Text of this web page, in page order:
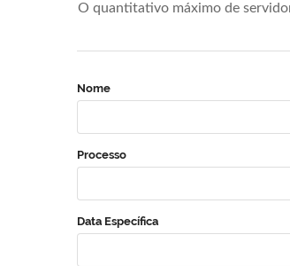
O quantitativo máximo de
Nome
Processo
Data Específica